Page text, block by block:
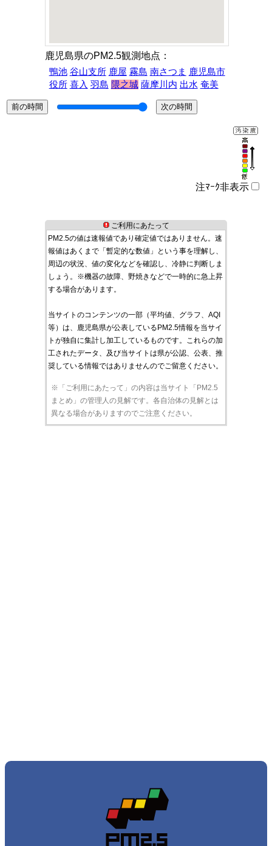
鹿児島県のPM2.5観測地点：
鴨池 谷山支所 鹿屋 霧島 南さつま 鹿児島市
役所 喜入 羽島 隈之城 薩摩川内 出水 奄美
注ﾏｰｸ非表示
ご利用にあたって
PM2.5の値は速報値であり確定値ではありません。速
報値はあくまで「暫定的な数値」という事を理解し、
周辺の状況、値の変化などを確認し、冷静に判断しま
しょう。※機器の故障、野焼きなどで一時的に急上昇
する場合があります。
当サイトのコンテンツの一部（平均値、グラフ、AQI
等）は、鹿児島県が公表しているPM2.5情報を当サイ
トが独自に集計し加工しているものです。これらの加
工されたデータ、及び当サイトは県が公認、公表、推
奨している情報ではありませんのでご留意ください。
※「ご利用にあたって」の内容は当サイト「PM2.5
まとめ」の管理人の見解です。各自治体の見解とは
異なる場合がありますのでご注意ください。